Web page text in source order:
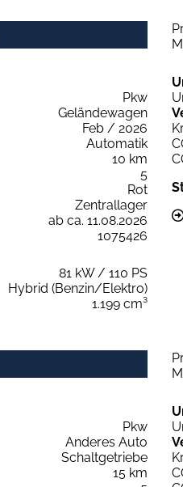
Pkw
Geländewagen
Feb / 2026
Automatik
10 km
5
Rot
Zentrallager
ab ca. 11.08.2026
1075426
81 kW / 110 PS
Hybrid (Benzin/Elektro)
1.199 cm³
Pkw
Anderes Auto
Schaltgetriebe
15 km